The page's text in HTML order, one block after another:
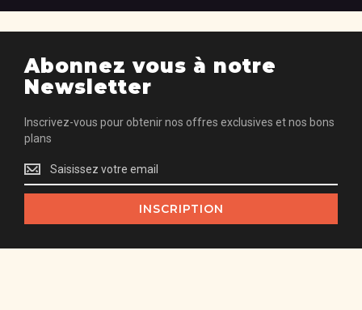
Abonnez vous à notre
Newsletter
Inscrivez-vous pour obtenir nos offres exclusives et nos bons
plans
Inscrivez-
vous
pour
nos
INSCRIPTION